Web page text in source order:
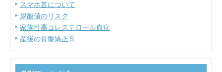
スマホ首について
尿酸値のリスク
家族性高コレステロール血症
産後の骨盤矯正５